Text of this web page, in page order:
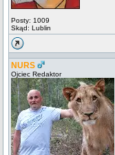
Posty: 1009
Skąd: Lublin
NURS
Ojciec Redaktor